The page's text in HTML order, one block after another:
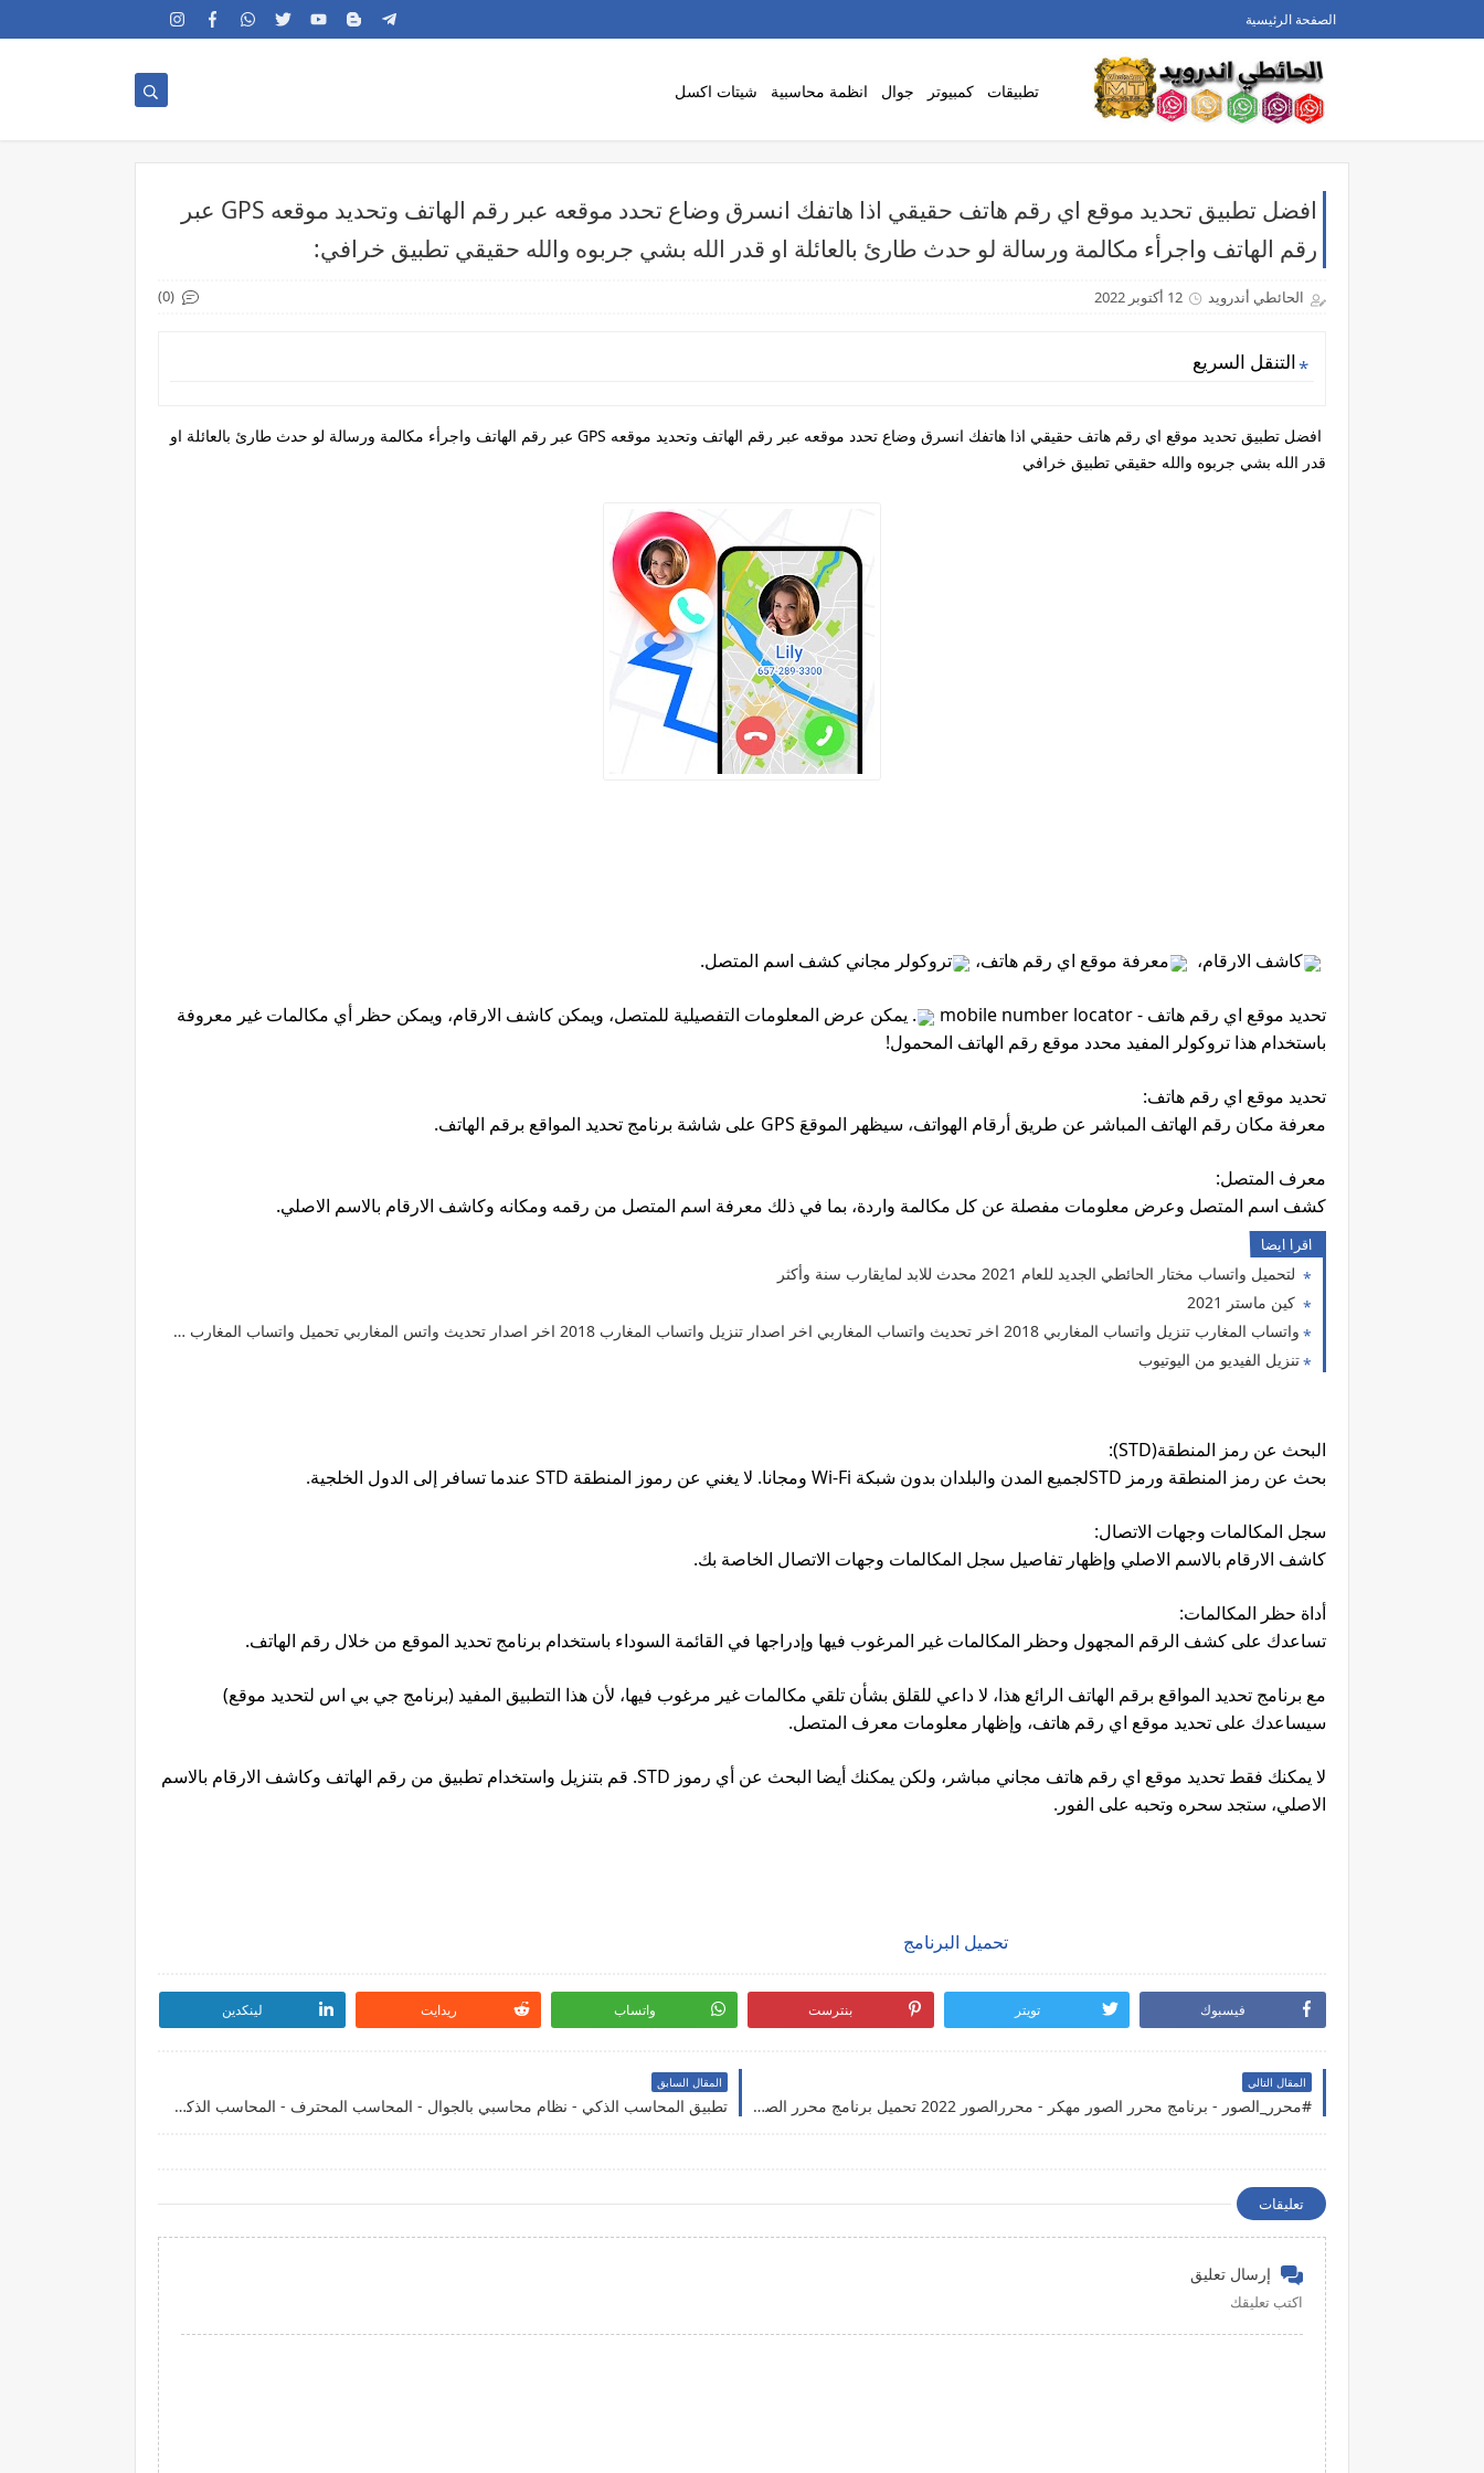
الصفحة الرئيسية
تطبيقات كمبيوتر جوال انظمة محاسبية شيتات اكسل
افضل تطبيق تحديد موقع اي رقم هاتف حقيقي اذا هاتفك انسرق وضاع تحدد موقعه عبر رقم الهاتف وتحديد موقعه GPS عبر
رقم الهاتف واجرأء مكالمة ورسالة لو حدث طارئ بالعائلة او قدر الله بشي جربوه والله حقيقي تطبيق خرافي:
الحائطي أندرويد 12 أكتوبر 2022 (0)
التنقل السريع
افضل تطبيق تحديد موقع اي رقم هاتف حقيقي اذا هاتفك انسرق وضاع تحدد موقعه عبر رقم الهاتف وتحديد موقعه GPS عبر رقم الهاتف واجرأء مكالمة ورسالة لو حدث طارئ بالعائلة او
قدر الله بشي جربوه والله حقيقي تطبيق خرافي
كاشف الارقام، معرفة موقع اي رقم هاتف، تروكولر مجاني كشف اسم المتصل.
تحديد موقع اي رقم هاتف - mobile number locator
باستخدام هذا تروكولر المفيد محدد موقع رقم الهاتف المحمول!
تحديد موقع اي رقم هاتف:
معرفة مكان رقم الهاتف المباشر عن طريق أرقام الهواتف، سيظهر الموقعَ GPS على شاشة برنامج تحديد المواقع برقم الهاتف.
معرف المتصل:
كشف اسم المتصل وعرض معلومات مفصلة عن كل مكالمة واردة، بما في ذلك معرفة اسم المتصل من رقمه ومكانه وكاشف الارقام بالاسم الاصلي.
اقرا ايضا
لتحميل واتساب مختار الحائطي الجديد للعام 2021 محدث للابد لمايقارب سنة وأكثر
كين ماستر 2021
واتساب المغارب تنزيل واتساب المغاربي 2018 اخر تحديث واتساب المغاربي اخر اصدار تنزيل واتساب المغارب 2018 اخر اصدار تحديث واتس المغاربي تحميل واتساب المغارب واتساب المغاربي
تنزيل الفيديو من اليوتيوب
البحث عن رمز المنطقة(STD):
بحث عن رمز المنطقة ورمز STDلجميع المدن والبلدان بدون شبكة Wi-Fi ومجانا. لا يغني عن رموز المنطقة STD عندما تسافر إلى الدول الخلجية.
سجل المكالمات وجهات الاتصال:
كاشف الارقام بالاسم الاصلي وإظهار تفاصيل سجل المكالمات وجهات الاتصال الخاصة بك.
أداة حظر المكالمات:
تساعدك على كشف الرقم المجهول وحظر المكالمات غير المرغوب فيها وإدراجها في القائمة السوداء باستخدام برنامج تحديد الموقع من خلال رقم الهاتف.
سيساعدك على تحديد موقع اي رقم هاتف، وإظهار معلومات معرف المتصل.
الاصلي، ستجد سحره وتحبه على الفور.
                   تحميل البرنامج
فيسبوك تويتر بنترست واتساب ريدايت لينكدين
المقال التالي
#محرر_الصور - برنامج محرر الصور مهكر - محررالصور 2022 تحميل برنامج محرر الصور مهكر - تنزيل برنامج محرر الصور تطبيق محرر الصور 2023 افضل تطبيق محرر الصور 2023
المقال السابق
تطبيق المحاسب الذكي - نظام محاسبي بالجوال - المحاسب المحترف - المحاسب الذكي - المحاسب السهل - المحاسب الذكي مهكر - المحاسب الذكي مدفوع مفاهيم المحاسبة مبادى المحاسبة المالية - ماهي اصول المحاسبة المالية
تعليقات
إرسال تعليق
اكتب تعليقك